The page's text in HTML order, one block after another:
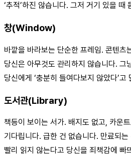
‘추적’하진 않습니다. 그저 거기 있을 때
창(Window)
바깥을 바라보는 단순한 프레임. 콘텐츠
당신은 아무것도 관리하지 않습니다. 그
당신에게 ‘충분히 들여다보지 않았다’고
도서관(Library)
책등이 보이는 서가. 배지도 없고, 카운
기다립니다. 급한 건 없습니다. 만료되
빨리 읽지 않는다고 당신을 죄책감에 빠